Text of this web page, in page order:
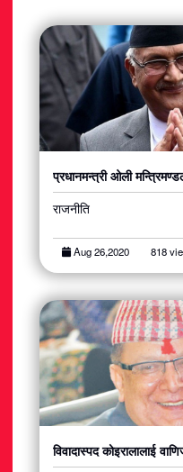
प्रधानमन्त्री ओली
राजनीति
Aug 26,2020 818
विवादास्पद कोइरालालाई